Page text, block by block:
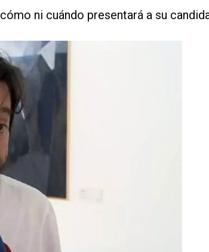
ni cuándo presentará a su